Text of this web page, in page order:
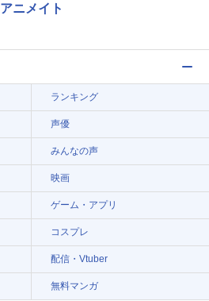
アニメイト
ランキング
声優
みんなの声
映画
ゲーム・アプリ
コスプレ
配信・Vtuber
無料マンガ